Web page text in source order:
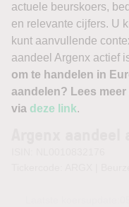
actuele beurskoers,
en relevante cijfers. U
kunt aanvullende
aandeel Argenx actief
om te handelen in
aandelen? Lees
via deze link.